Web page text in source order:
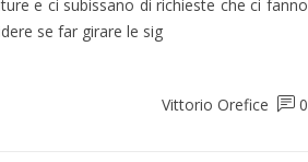
e ci subissano di richieste che ci fanno
se far girare le sig
Vittorio Orefice 0